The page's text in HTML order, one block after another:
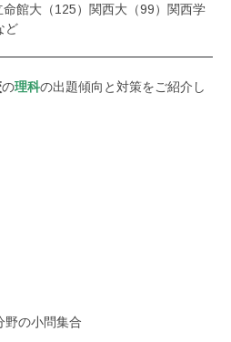
命館大（125）関西大（99）関西学
ど
の理科の出題傾向と対策をご紹介し
野の小問集合